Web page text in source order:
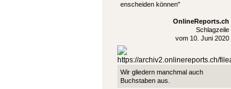
enscheiden können"
OnlineReports.ch
Schlagzeile
vom 10. Juni 2020
Wir gliedern manchmal auch
Buchstaben aus.